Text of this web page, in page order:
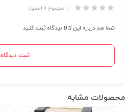
از مجموع ۰ امتیاز
شما هم درباره این کالا دیدگاه ثبت کنید
ثبت دیدگاه
محصولات مشابه